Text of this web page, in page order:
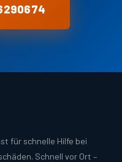
für schnelle Hilfe bei
Schnell vor Ort –